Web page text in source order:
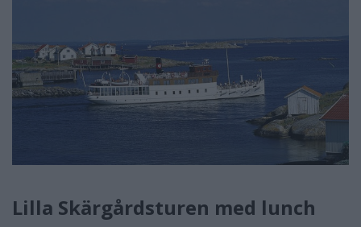
Lilla Skärgårdsturen med lunch